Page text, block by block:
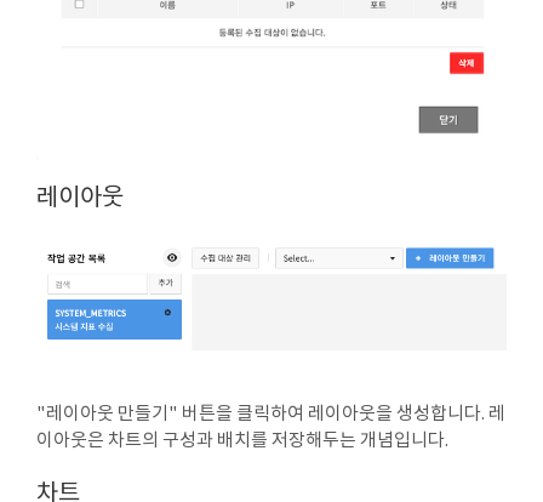
레이아웃
"레이아웃 만들기" 버튼을 클릭하여 레이아웃을 생성합니다. 레
이아웃은 차트의 구성과 배치를 저장해두는 개념입니다.
차트